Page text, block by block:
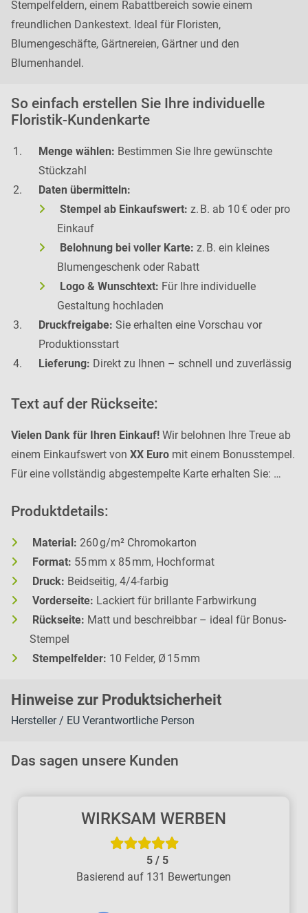
Stempelfeldern, einem Rabattbereich sowie einem
freundlichen Dankestext. Ideal für Floristen,
Blumengeschäfte, Gärtnereien, Gärtner und den
Blumenhandel.
So einfach erstellen Sie Ihre individuelle
Floristik-Kundenkarte
Menge wählen: Bestimmen Sie Ihre gewünschte
Stückzahl
Daten übermitteln:
Stempel ab Einkaufswert: z. B. ab 10 € oder pro
Einkauf
Belohnung bei voller Karte: z. B. ein kleines
Blumengeschenk oder Rabatt
Logo & Wunschtext: Für Ihre individuelle
Gestaltung hochladen
Druckfreigabe: Sie erhalten eine Vorschau vor
Produktionsstart
Lieferung: Direkt zu Ihnen – schnell und zuverlässig
Text auf der Rückseite:
Vielen Dank für Ihren Einkauf! Wir belohnen Ihre Treue ab
einem Einkaufswert von XX Euro mit einem Bonusstempel.
Für eine vollständig abgestempelte Karte erhalten Sie: …
Produktdetails:
Material: 260 g/m² Chromokarton
Format: 55 mm x 85 mm, Hochformat
Druck: Beidseitig, 4/4-farbig
Vorderseite: Lackiert für brillante Farbwirkung
Rückseite: Matt und beschreibbar – ideal für Bonus-
Stempel
Stempelfelder: 10 Felder, Ø 15 mm
Hinweise zur Produktsicherheit
Hersteller / EU Verantwortliche Person
Das sagen unsere Kunden
WIRKSAM WERBEN
5/ 5
Basierend auf 131 Bewertungen